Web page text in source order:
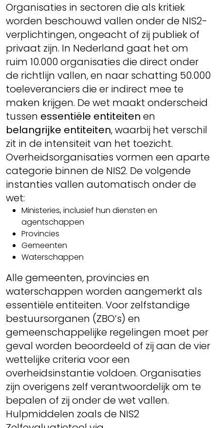
Organisaties in sectoren die als kritiek
worden beschouwd vallen onder de NIS2-
verplichtingen, ongeacht of zij publiek of
privaat zijn. In Nederland gaat het om
ruim 10.000 organisaties die direct onder
de richtlijn vallen, en naar schatting 50.000
toeleveranciers die er indirect mee te
maken krijgen. De wet maakt onderscheid
tussen essentiële entiteiten en
belangrijke entiteiten, waarbij het verschil
zit in de intensiteit van het toezicht.
Overheidsorganisaties vormen een aparte
categorie binnen de NIS2. De volgende
instanties vallen automatisch onder de
wet:
Ministeries, inclusief hun diensten en
agentschappen
Provincies
Gemeenten
Waterschappen
Alle gemeenten, provincies en
waterschappen worden aangemerkt als
essentiële entiteiten. Voor zelfstandige
bestuursorganen (ZBO’s) en
gemeenschappelijke regelingen moet per
geval worden beoordeeld of zij aan de vier
wettelijke criteria voor een
overheidsinstantie voldoen. Organisaties
zijn overigens zelf verantwoordelijk om te
bepalen of zij onder de wet vallen.
Hulpmiddelen zoals de NIS2